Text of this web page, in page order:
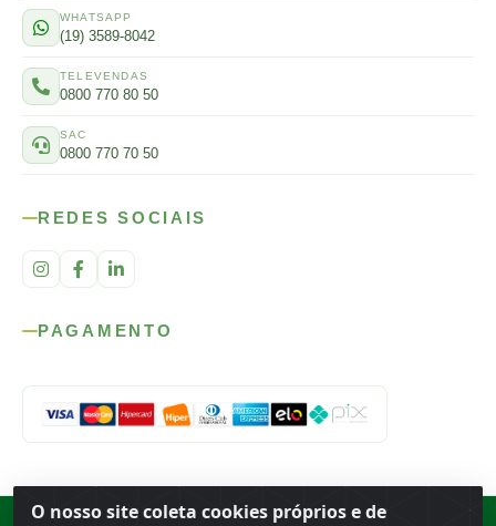
O nosso site coleta cookies próprios e de
WHATSAPP
(19) 3589-8042
TELEVENDAS
0800 770 80 50
SAC
0800 770 70 50
REDES SOCIAIS
PAGAMENTO